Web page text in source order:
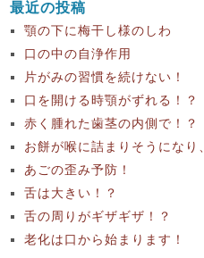
最近の投稿
顎の下に梅干し様のしわ
口の中の自浄作用
片がみの習慣を続けない！
口を開ける時顎がずれる！？
赤く腫れた歯茎の内側で！？
お餅が喉に詰まりそうになり
あごの歪み予防！
舌は大きい！？
舌の周りがギザギザ！？
老化は口から始まります！